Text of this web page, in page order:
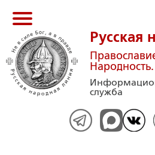
Русская
Народность.
служба